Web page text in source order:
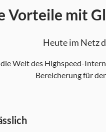
Vorteile mit
Heute im Netz
die Welt des Highspeed-
Bereicherung für